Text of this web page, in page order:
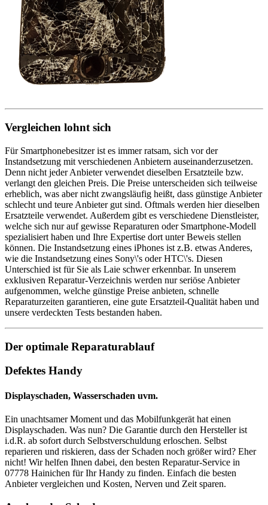
Vergleichen lohnt sich
Für Smartphonebesitzer ist es immer ratsam, sich vor der
Instandsetzung mit verschiedenen Anbietern auseinanderzusetzen.
Denn nicht jeder Anbieter verwendet dieselben Ersatzteile bzw.
verlangt den gleichen Preis. Die Preise unterscheiden sich teilweise
erheblich, was aber nicht zwangsläufig heißt, dass günstige Anbieter
schlecht und teure Anbieter gut sind. Oftmals werden hier dieselben
Ersatzteile verwendet. Außerdem gibt es verschiedene Dienstleister,
welche sich nur auf gewisse Reparaturen oder Smartphone-Modell
spezialisiert haben und Ihre Expertise dort unter Beweis stellen
können. Die Instandsetzung eines iPhones ist z.B. etwas Anderes,
wie die Instandsetzung eines Sony\'s oder HTC\'s. Diesen
Unterschied ist für Sie als Laie schwer erkennbar. In unserem
exklusiven Reparatur-Verzeichnis werden nur seriöse Anbieter
aufgenommen, welche günstige Preise anbieten, schnelle
Reparaturzeiten garantieren, eine gute Ersatzteil-Qualität haben und
unsere verdeckten Tests bestanden haben.
Der optimale Reparaturablauf
Defektes Handy
Displayschaden, Wasserschaden uvm.
Ein unachtsamer Moment und das Mobilfunkgerät hat einen
Displayschaden. Was nun? Die Garantie durch den Hersteller ist
i.d.R. ab sofort durch Selbstverschuldung erloschen. Selbst
reparieren und riskieren, dass der Schaden noch größer wird? Eher
nicht! Wir helfen Ihnen dabei, den besten Reparatur-Service in
07778 Hainichen für Ihr Handy zu finden. Einfach die besten
Anbieter vergleichen und Kosten, Nerven und Zeit sparen.